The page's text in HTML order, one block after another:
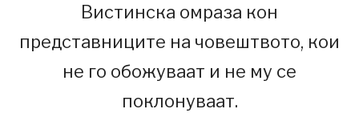
Вистинска омраза кон
представниците на човештвото, кои
не го обожуваат и не му се
поклонуваат.